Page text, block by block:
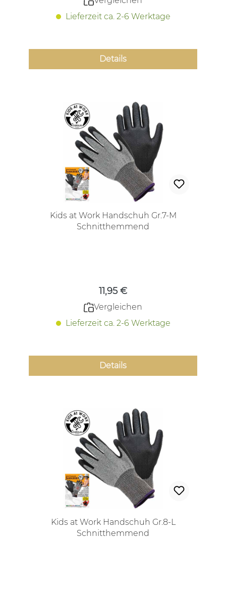
Lieferzeit ca. 2-6 Werktage
Details
Kids at Work Handschuh Gr.7-M
Schnitthemmend
11,95 €
Vergleichen
Lieferzeit ca. 2-6 Werktage
Details
Kids at Work Handschuh Gr.8-L
Schnitthemmend